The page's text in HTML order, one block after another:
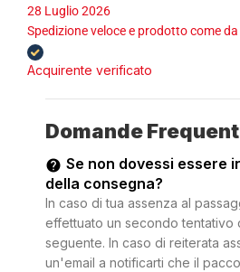
28 Luglio 2026
Spedizione veloce e prodotto come
Acquirente verificato
Domande
Se non dovessi essere
della consegna?
In caso di tua assenza al
effettuato un secondo tentativo
seguente. In caso di reiterata
un'email a notificarti che il